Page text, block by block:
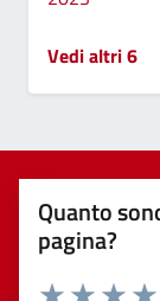
Vedi altri 6
Quanto
pagina?